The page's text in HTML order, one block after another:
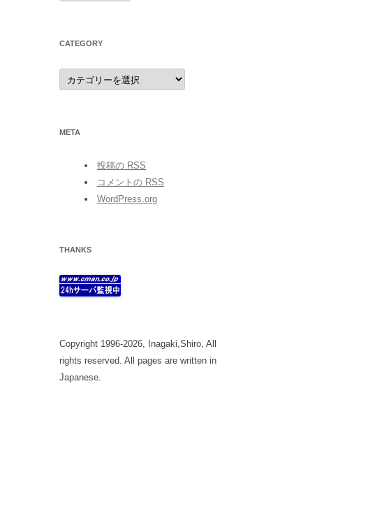
CATEGORY
category
META
投稿の RSS
コメントの RSS
WordPress.org
THANKS
Copyright 1996-2026, Inagaki,Shiro, All
rights reserved. All pages are written in
Japanese.